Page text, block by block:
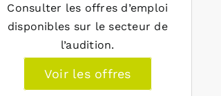
Consulter les offres d’emploi
disponibles sur le secteur de
l’audition.
Voir les offres